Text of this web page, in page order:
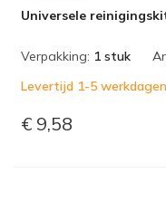
Universele
Verpakking: 1 stuk
Levertijd 1-5 werkdagen
€ 9,58